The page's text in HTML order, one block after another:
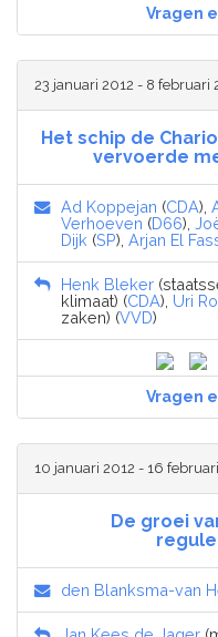
Vragen
23 januari 2012 - 8 februari
Het schip de
vervoerde
Ad Koppejan (CDA),
Verhoeven (D66),
Dijk (SP), Arjan El
Henk Bleker
klimaat) (CDA), Uri
zaken) (VVD)
Vragen
10 januari 2012 - 16
De groei
den Blanksma-van